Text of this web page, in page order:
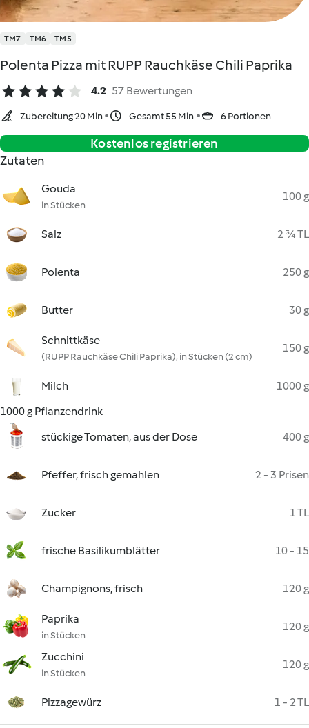
TM7 TM6 TM5
Polenta Pizza mit RUPP Rauchkäse Chili Paprika
4.2 57 Bewertungen
Zubereitung 20 Min Gesamt 55 Min 6 Portionen
Kostenlos registrieren
Zutaten
Gouda
in Stücken
100 g
Salz 2 ¾ TL
Polenta 250 g
Butter 30 g
Schnittkäse
(RUPP Rauchkäse Chili Paprika), in Stücken (2 cm)
150 g
Milch
1000 g
1000 g Pflanzendrink
stückige Tomaten, aus der Dose
400 g
Pfeffer, frisch gemahlen 2 - 3 Prisen
Zucker 1 TL
frische Basilikumblätter 10 - 15
Champignons, frisch 120 g
Paprika
in Stücken
120 g
Zucchini
in Stücken
120 g
Pizzagewürz 1 - 2 TL